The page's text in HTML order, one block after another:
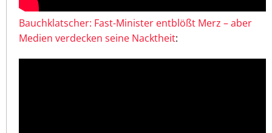
Bauchklatscher: Fast-Minister entblößt Merz – aber
Medien verdecken seine Nacktheit: